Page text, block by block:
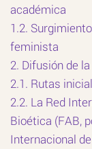
académica
1.2.
feminista
2. Difusión de
2.1. Rutas
2.2. La Red
Bioética (FAB,
Internacional